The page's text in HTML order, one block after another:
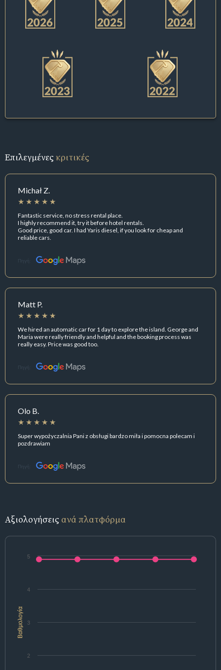
Επιλεγμένεςκριτικές
Michał Z.
Fantastic service, no stress rental place.
I highly recommend it, try it before hotel rentals.
Good price, good car. I had Yaris diesel, if you look for cheap and
reliable cars.
Πηγή:
Matt P.
We hired an automatic car for 1 day to explore the island. George and
Maria were really friendly and helpful and the booking process was
really easy. Price was good too.
Πηγή:
Olo B.
Super wypożyczalnia Pani z obsługi bardzo miła i pomocna polecam i
pozdrawiam
Πηγή:
Αξιολογήσεις ανά πλατφόρμα
Βαθμολογία
2
3
4
5